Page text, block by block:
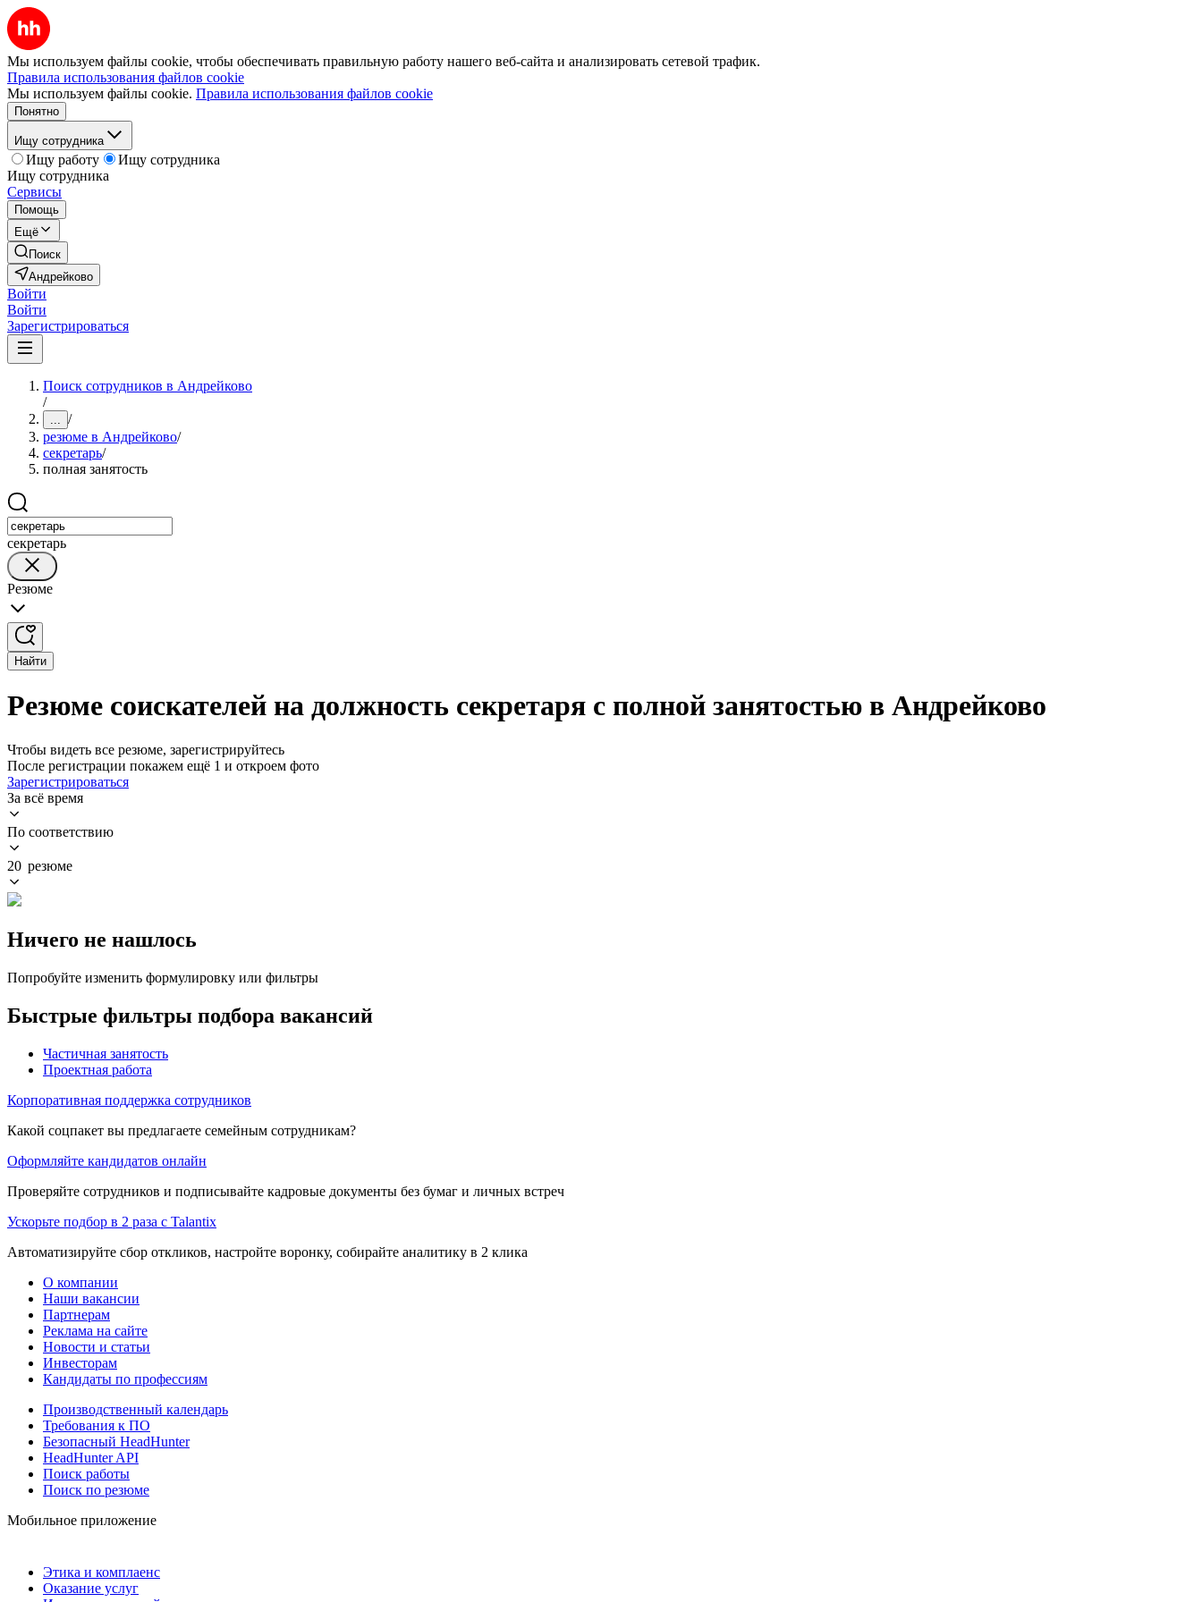
Мы используем файлы cookie, чтобы обеспечивать правильную работу нашего веб-сайта и анализировать сетевой трафик.
Правила использования файлов cookie
Мы используем файлы cookie. Правила использования файлов cookie
Понятно
Ищу сотрудника
Ищу работу
Ищу сотрудника
Ищу сотрудника
Сервисы
Помощь
Ещё
Поиск
Андрейково
Войти
Войти
Зарегистрироваться
Поиск сотрудников в Андрейково
/
... /
резюме в Андрейково/
секретарь/
полная занятость
секретарь
Резюме
Найти
Резюме соискателей на должность секретаря с полной занятостью в Андрейково
Чтобы видеть все резюме, зарегистрируйтесь
После регистрации покажем ещё 1 и откроем фото
Зарегистрироваться
За всё время
По соответствию
20 резюме
Ничего не нашлось
Попробуйте изменить формулировку или фильтры
Быстрые фильтры подбора вакансий
Частичная занятость
Проектная работа
Корпоративная поддержка сотрудников
Какой соцпакет вы предлагаете семейным сотрудникам?
Оформляйте кандидатов онлайн
Проверяйте сотрудников и подписывайте кадровые документы без бумаг и личных встреч
Ускорьте подбор в 2 раза с Talantix
Автоматизируйте сбор откликов, настройте воронку, собирайте аналитику в 2 клика
О компании
Наши вакансии
Партнерам
Реклама на сайте
Новости и статьи
Инвесторам
Кандидаты по профессиям
Производственный календарь
Требования к ПО
Безопасный HeadHunter
HeadHunter API
Поиск работы
Поиск по резюме
Мобильное приложение
Этика и комплаенс
Оказание услуг